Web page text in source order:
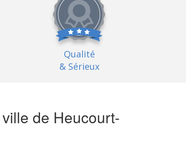
Qualité
& Sérieux
de Heucourt-